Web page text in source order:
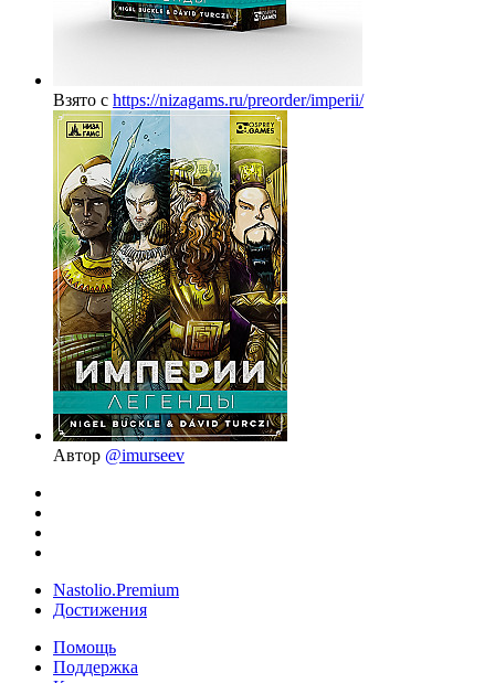
Взято с https://nizagams.ru/preorder/imperii/
Автор @imurseev
Nastolio.Premium
Достижения
Помощь
Поддержка